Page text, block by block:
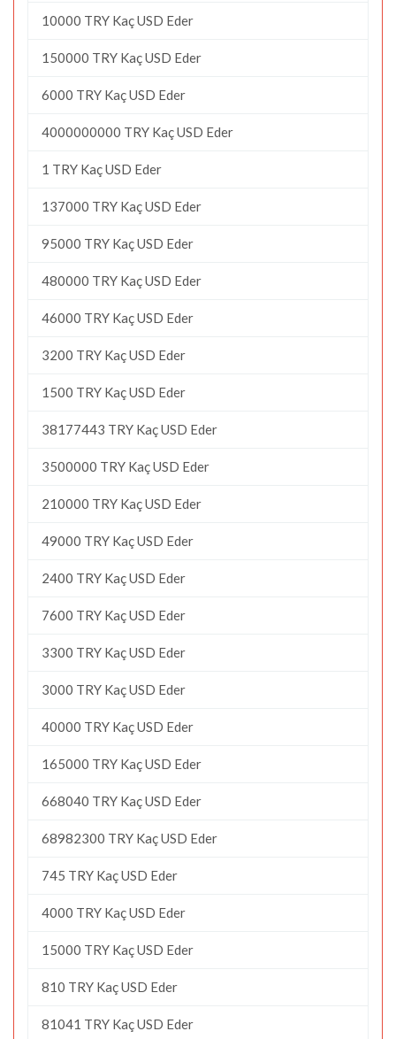
10000 TRY Kaç USD Eder
150000 TRY Kaç USD Eder
6000 TRY Kaç USD Eder
4000000000 TRY Kaç USD Eder
1 TRY Kaç USD Eder
137000 TRY Kaç USD Eder
95000 TRY Kaç USD Eder
480000 TRY Kaç USD Eder
46000 TRY Kaç USD Eder
3200 TRY Kaç USD Eder
1500 TRY Kaç USD Eder
38177443 TRY Kaç USD Eder
3500000 TRY Kaç USD Eder
210000 TRY Kaç USD Eder
49000 TRY Kaç USD Eder
2400 TRY Kaç USD Eder
7600 TRY Kaç USD Eder
3300 TRY Kaç USD Eder
3000 TRY Kaç USD Eder
40000 TRY Kaç USD Eder
165000 TRY Kaç USD Eder
668040 TRY Kaç USD Eder
68982300 TRY Kaç USD Eder
745 TRY Kaç USD Eder
4000 TRY Kaç USD Eder
15000 TRY Kaç USD Eder
810 TRY Kaç USD Eder
81041 TRY Kaç USD Eder